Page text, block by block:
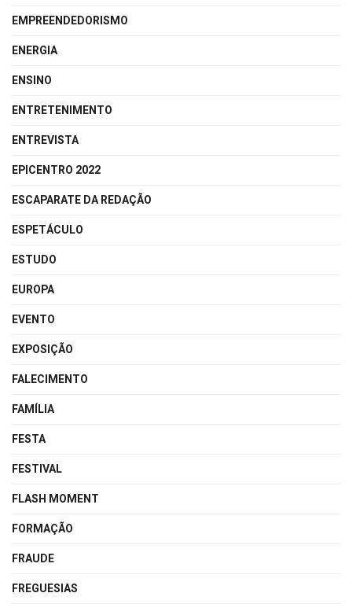
EMPREENDEDORISMO
ENERGIA
ENSINO
ENTRETENIMENTO
ENTREVISTA
EPICENTRO 2022
ESCAPARATE DA REDAÇÃO
ESPETÁCULO
ESTUDO
EUROPA
EVENTO
EXPOSIÇÃO
FALECIMENTO
FAMÍLIA
FESTA
FESTIVAL
FLASH MOMENT
FORMAÇÃO
FRAUDE
FREGUESIAS